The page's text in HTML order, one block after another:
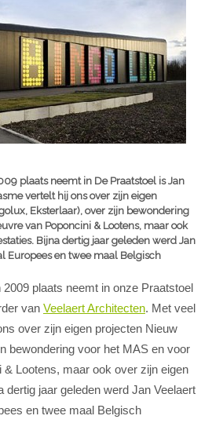
plaats neemt in De Praatstoel is Jan
vertelt hij ons over zijn eigen
Eksterlaar), over zijn bewondering
van Poponcini & Lootens, maar ook
Bijna dertig jaar geleden werd Jan
Europees en twee maal Belgisch
plaats neemt in onze Praatstoel
van Veelaert Architecten. Met veel
over zijn eigen projecten Nieuw
bewondering voor het MAS en voor
& Lootens, maar ook over zijn eigen
dertig jaar geleden werd Jan Veelaert
en twee maal Belgisch